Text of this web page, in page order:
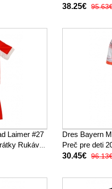
38.25€
Laimer #27
Rukáv
Dres Bayern
Preč pre deti
trenírky)
30.45€